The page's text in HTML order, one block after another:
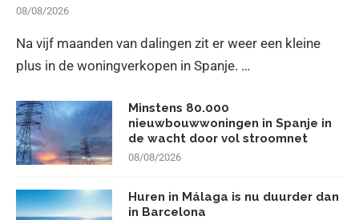
08/08/2026
Na vijf maanden van dalingen zit er weer een kleine
plus in de woningverkopen in Spanje. …
Minstens 80.000
nieuwbouwwoningen in Spanje in
de wacht door vol stroomnet
08/08/2026
Huren in Málaga is nu duurder dan
in Barcelona